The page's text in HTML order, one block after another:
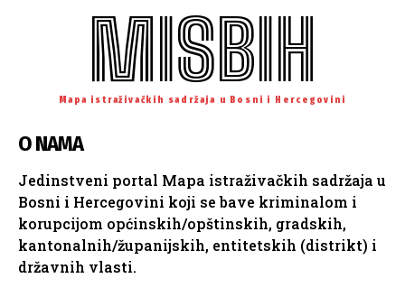
MISBIH
Mapa istraživačkih sadržaja u Bosni i Hercegovini
O NAMA
Jedinstveni portal Mapa istraživačkih sadržaja u
Bosni i Hercegovini koji se bave kriminalom i
korupcijom općinskih/opštinskih, gradskih,
kantonalnih/županijskih, entitetskih (distrikt) i
državnih vlasti.